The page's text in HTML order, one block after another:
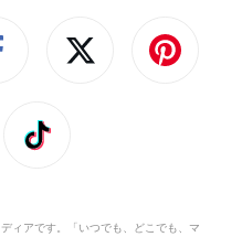
ィアです。「いつでも、どこでも、マ